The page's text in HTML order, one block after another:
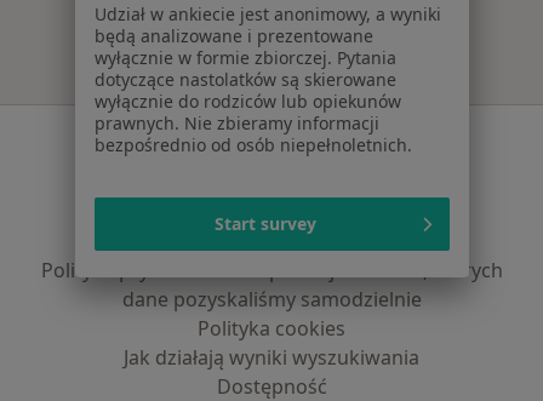
Serwis
Polityka prywatności pacjentów
Polityka prywatności profesjonalistów
Polityka prywatności dla profesjonalistów, których
dane pozyskaliśmy samodzielnie
Polityka cookies
Jak działają wyniki wyszukiwania
Dostępność
Udział w ankiecie jest anonimowy, a wyniki
będą analizowane i prezentowane
wyłącznie w formie zbiorczej. Pytania
dotyczące nastolatków są skierowane
wyłącznie do rodziców lub opiekunów
prawnych. Nie zbieramy informacji
bezpośrednio od osób niepełnoletnich.
Start survey